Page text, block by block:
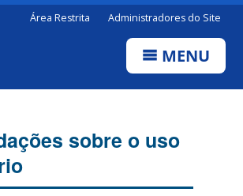
Área Restrita Administradores do Site
MENU
sobre o uso